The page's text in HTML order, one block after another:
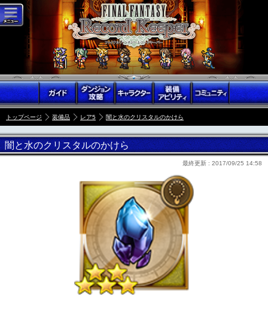
トップページ 装備品 レア5 闇と水のクリスタルのかけら
闇と水のクリスタルのかけら
最終更新 : 2017/09/25 14:58